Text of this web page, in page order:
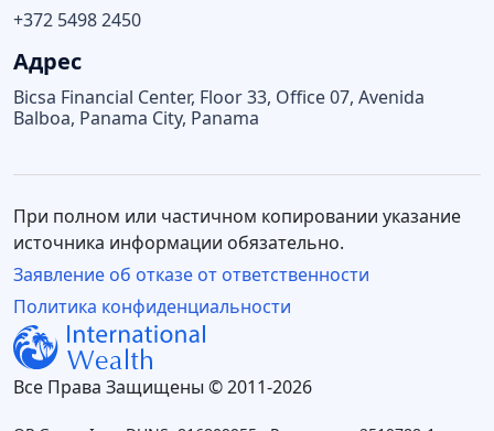
+372 5498 2450
Адрес
Bicsa Financial Center, Floor 33, Office 07, Avenida
Balboa, Panama City, Panama
Все Права Защищены © 2011-2026
Политика конфиденциальности
При полном или частичном копировании указание
источника информации обязательно.
Заявление об отказе от ответственности